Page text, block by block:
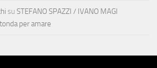
su STEFANO SPAZZI / IVANO MAGI
per amare